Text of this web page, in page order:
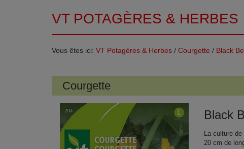
VT POTAGÈRES & HERBES
Vous êtes ici: VT Potagères & Herbes / Courgette / Black
Courgette
Black
La culture
20 cm de